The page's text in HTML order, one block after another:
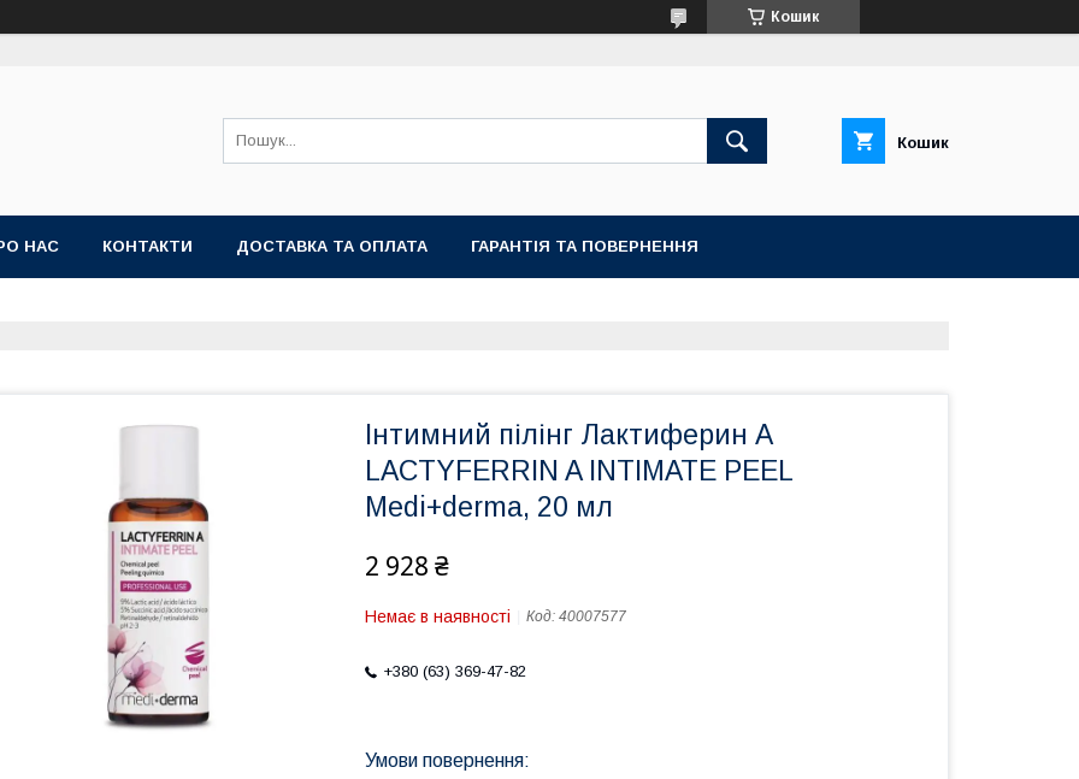
Кошик
Кошик
НАС КОНТАКТИ ДОСТАВКА ТА ОПЛАТА ГАРАНТІЯ ТА ПОВЕРНЕННЯ
Інтимний пілінг Лактиферин А
LACTYFERRIN A INTIMATE PEEL
Medi+derma, 20 мл
2 928 ₴
Немає в наявності Код: 40007577
+380 (63) 369-47-82